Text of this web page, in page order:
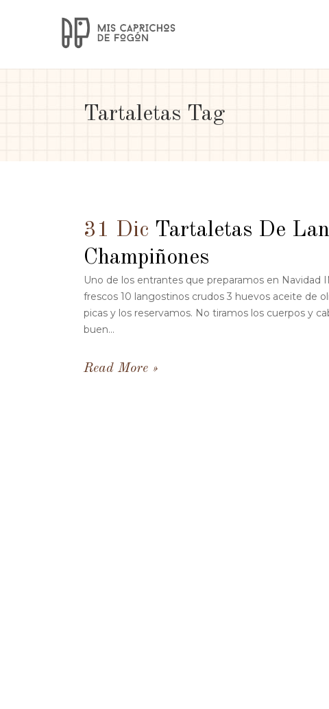
Tartaletas Tag
31 Dic Tartaletas De
Champiñones
Uno de los entrantes que preparamos en Navidad
frescos 10 langostinos crudos 3 huevos aceite de
picas y los reservamos. No tiramos los cuerpos y
buen...
Read More